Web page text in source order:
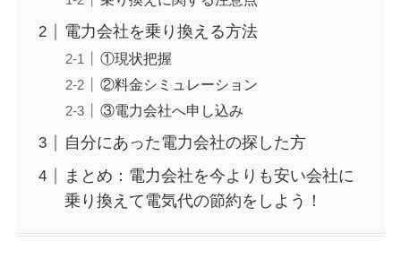
電力会社を乗り換える方法
①現状把握
②料金シミュレーション
③電力会社へ申し込み
自分にあった電力会社の探した方
まとめ：電力会社を今よりも安い会社に
乗り換えて電気代の節約をしよう！